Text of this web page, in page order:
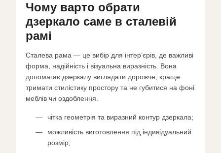
Чому варто обрати
дзеркало саме в сталевій
рамі
Сталева рама — це вибір для інтер’єрів, де важливі
форма, надійність і візуальна виразність. Вона
допомагає дзеркалу виглядати дорожче, краще
тримати стилістику простору та не губитися на фоні
меблів чи оздоблення.
чітка геометрія та виразний контур дзеркала;
можливість виготовлення під індивідуальний
розмір;